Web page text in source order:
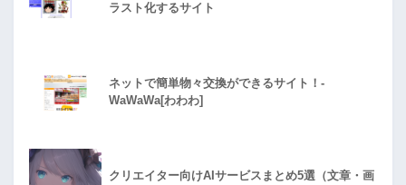
ラスト化するサイト
ネットで簡単物々交換ができるサイト！-
WaWaWa[わわわ]
クリエイター向けAIサービスまとめ5選（文章・画